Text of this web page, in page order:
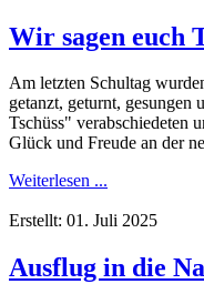
Wir sagen euch
Am letzten Schultag
getanzt, geturnt,
Tschüss" verabschiedeten
Glück und Freude an der
Weiterlesen ...
Erstellt: 01. Juli 2025
Ausflug in die